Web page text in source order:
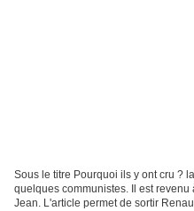
Sous le titre Pourquoi ils y ont cru ?
quelques communistes. Il est
Jean. L'article permet de sortir